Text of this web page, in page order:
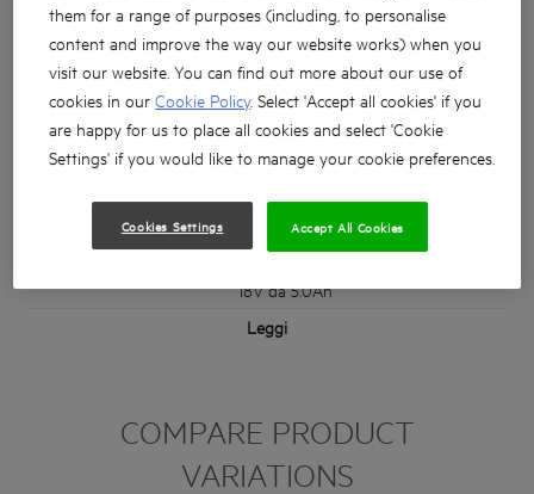
Compatto e leggero avvitatore per cartongesso con
OAL di 266mm/418mm
Funzionalità Drive per un maggiore confort di utilizzo
18V da 5.0Ah
Leggi
COMPARE PRODUCT
VARIATIONS
them for a range of purposes (including, to personalise
content and improve the way our website works) when you
visit our website. You can find out more about our use of
cookies in ourCookie Policy. Select 'Accept all cookies' if you
are happy for us to place all cookies and select 'Cookie
Settings' if you would like to manage your cookie preferences.
Cookies Settings Accept All Cookies